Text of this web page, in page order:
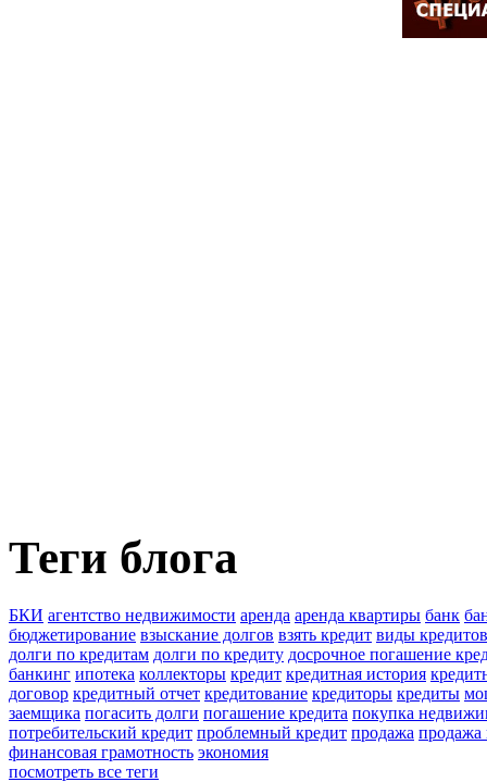
Теги блога
БКИ агентство недвижимости аренда аренда квартиры банк
бюджетирование взыскание долгов взять кредит виды кредитов
долги по кредитам долги по кредиту досрочное погашение
банкинг ипотека коллекторы кредит кредитная история
договор кредитный отчет кредитование кредиторы кредиты
заемщика погасить долги погашение кредита покупка
потребительский кредит проблемный кредит продажа продажа
финансовая грамотность экономия
посмотреть все теги